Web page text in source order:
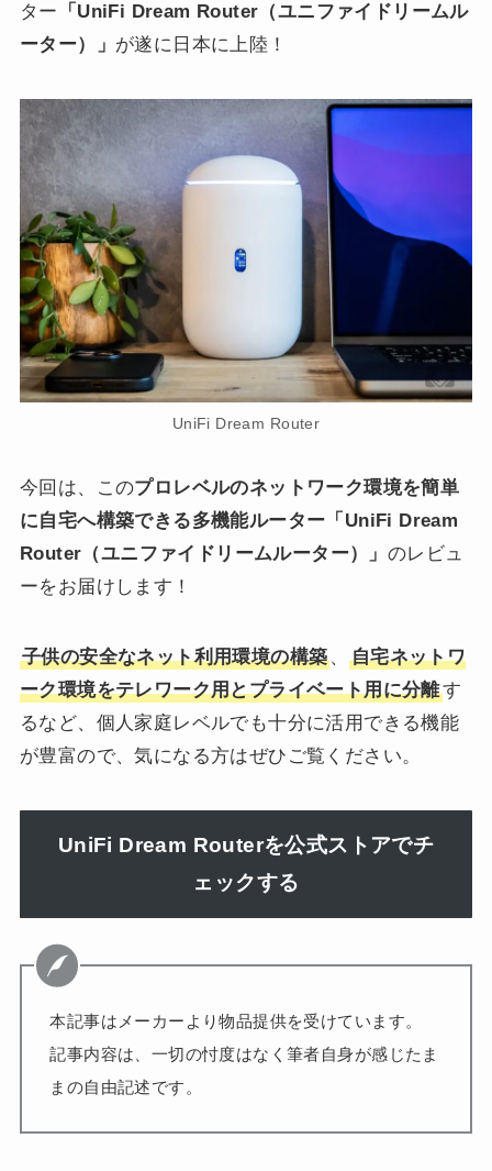
ター 「UniFi Dream Router（ユニファイドリームル
ーター）」 が遂に日本に上陸！
UniFi Dream Router
今回は、このプロレベルのネットワーク環境を簡単
に自宅へ構築できる多機能ルーター「UniFi Dream
Router（ユニファイドリームルーター）」 のレビュ
ーをお届けします！
子供の安全なネット利用環境の構築、
自宅ネットワ
ーク環境をテレワーク用とプライベート用に分離す
るなど、個人家庭レベルでも十分に活用できる機能
が豊富ので、気になる方はぜひご覧ください。
UniFi Dream Routerを公式ストアでチ
ェックする
本記事はメーカーより物品提供を受けています。
記事内容は、一切の忖度はなく筆者自身が感じたま
まの自由記述です。